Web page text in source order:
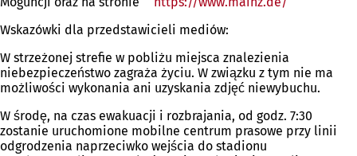
karcie)
Wskazówki dla przedstawicieli mediów:
W strzeżonej strefie w pobliżu miejsca znalezienia
niebezpieczeństwo zagraża życiu. W związku z tym nie ma
możliwości wykonania ani uzyskania zdjęć niewybuchu.
W środę, na czas ewakuacji i rozbrajania, od godz. 7:30
zostanie uruchomione mobilne centrum prasowe przy linii
odgrodzenia naprzeciwko wejścia do stadionu